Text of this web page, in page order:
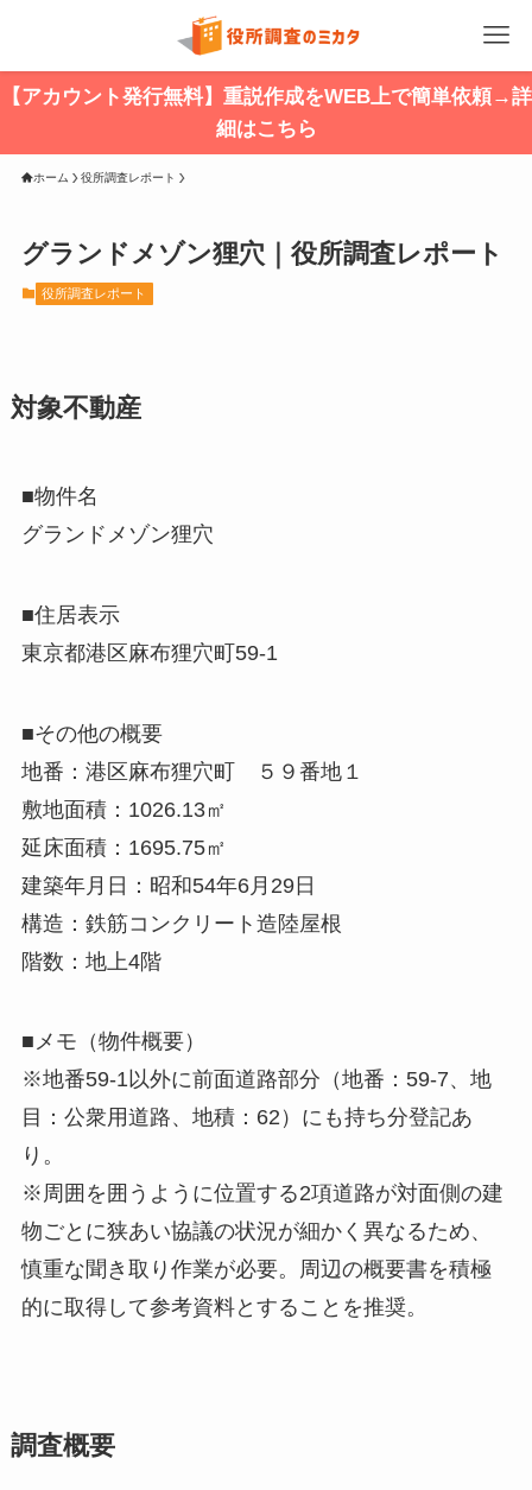
【アカウント発行無料】重説作成をWEB上で簡単依頼→詳
細はこちら
ホーム 役所調査レポート
グランドメゾン狸穴｜役所調査レポート
役所調査レポート
対象不動産
■物件名
グランドメゾン狸穴
■住居表示
東京都港区麻布狸穴町59-1
■その他の概要
地番：港区麻布狸穴町 ５９番地１
敷地面積：1026.13㎡
延床面積：1695.75㎡
建築年月日：昭和54年6月29日
構造：鉄筋コンクリート造陸屋根
階数：地上4階
■メモ（物件概要）
※地番59-1以外に前面道路部分（地番：59-7、地
目：公衆用道路、地積：62）にも持ち分登記あ
り。
※周囲を囲うように位置する2項道路が対面側の建
物ごとに狭あい協議の状況が細かく異なるため、
慎重な聞き取り作業が必要。周辺の概要書を積極
的に取得して参考資料とすることを推奨。
調査概要